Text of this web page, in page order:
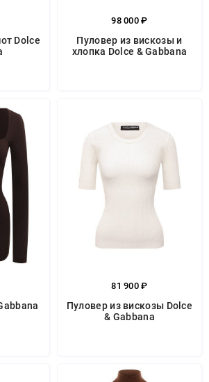
Dolce
98 000 ₽
Пуловер из вискозы и
хлопка Dolce & Gabbana
81 900 ₽
Пуловер из вискозы Dolce
& Gabbana